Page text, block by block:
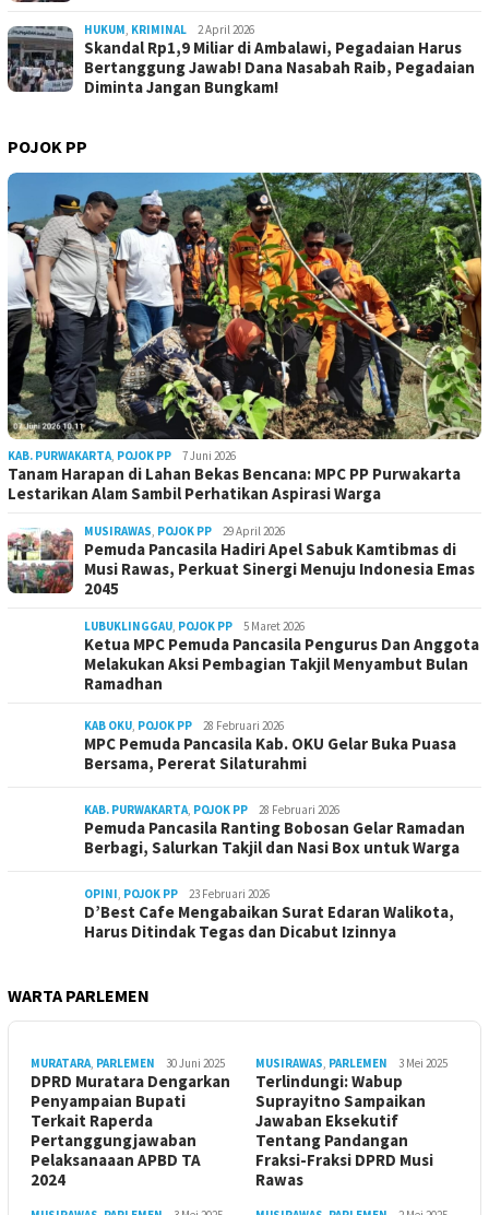
HUKUM, KRIMINAL 2 April 2026
Skandal Rp1,9 Miliar di Ambalawi, Pegadaian Harus
Bertanggung Jawab! Dana Nasabah Raib, Pegadaian
Diminta Jangan Bungkam!
POJOK PP
KAB. PURWAKARTA, POJOK PP 7 Juni 2026
Tanam Harapan di Lahan Bekas Bencana: MPC PP Purwakarta
Lestarikan Alam Sambil Perhatikan Aspirasi Warga
MUSIRAWAS, POJOK PP 29 April 2026
Pemuda Pancasila Hadiri Apel Sabuk Kamtibmas di
Musi Rawas, Perkuat Sinergi Menuju Indonesia Emas
2045
LUBUKLINGGAU, POJOK PP 5 Maret 2026
Ketua MPC Pemuda Pancasila Pengurus Dan Anggota
Melakukan Aksi Pembagian Takjil Menyambut Bulan
Ramadhan
KAB OKU, POJOK PP 28 Februari 2026
MPC Pemuda Pancasila Kab. OKU Gelar Buka Puasa
Bersama, Pererat Silaturahmi
KAB. PURWAKARTA, POJOK PP 28 Februari 2026
Pemuda Pancasila Ranting Bobosan Gelar Ramadan
Berbagi, Salurkan Takjil dan Nasi Box untuk Warga
OPINI, POJOK PP 23 Februari 2026
D’Best Cafe Mengabaikan Surat Edaran Walikota,
Harus Ditindak Tegas dan Dicabut Izinnya
WARTA PARLEMEN
MURATARA, PARLEMEN 30 Juni 2025
DPRD Muratara Dengarkan
Penyampaian Bupati
Terkait Raperda
Pertanggungjawaban
Pelaksanaaan APBD TA
2024
MUSIRAWAS, PARLEMEN 3 Mei 2025
Terlindungi: Wabup
Suprayitno Sampaikan
Jawaban Eksekutif
Tentang Pandangan
Fraksi-Fraksi DPRD Musi
Rawas